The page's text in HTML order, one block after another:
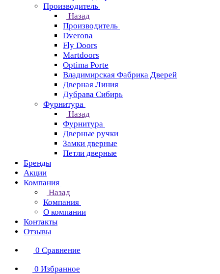
Производитель
Назад
Производитель
Dverona
Fly Doors
Martdoors
Optima Porte
Владимирская Фабрика Дверей
Дверная Линия
Дубрава Сибирь
Фурнитура
Назад
Фурнитура
Дверные ручки
Замки дверные
Петли дверные
Бренды
Акции
Компания
Назад
Компания
О компании
Контакты
Отзывы
0 Сравнение
0 Избранное